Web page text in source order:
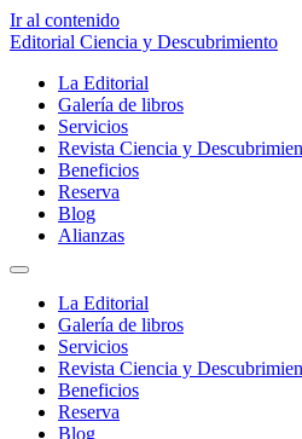
Ir al contenido
Editorial Ciencia y Descubrimiento
La Editorial
Galería de libros
Servicios
Revista Ciencia y
Beneficios
Reserva
Blog
Alianzas
La Editorial
Galería de libros
Servicios
Revista Ciencia y
Beneficios
Reserva
Blog